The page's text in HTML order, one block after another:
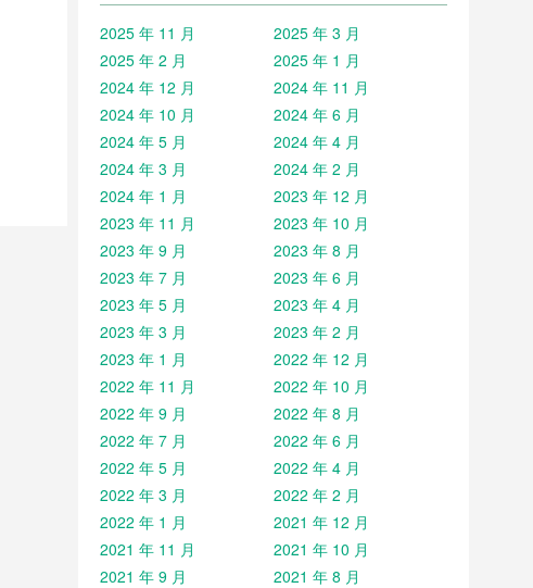
2025 年 11 月
2025 年 3 月
2025 年 2 月
2025 年 1 月
2024 年 12 月
2024 年 11 月
2024 年 10 月
2024 年 6 月
2024 年 5 月
2024 年 4 月
2024 年 3 月
2024 年 2 月
2024 年 1 月
2023 年 12 月
2023 年 11 月
2023 年 10 月
2023 年 9 月
2023 年 8 月
2023 年 7 月
2023 年 6 月
2023 年 5 月
2023 年 4 月
2023 年 3 月
2023 年 2 月
2023 年 1 月
2022 年 12 月
2022 年 11 月
2022 年 10 月
2022 年 9 月
2022 年 8 月
2022 年 7 月
2022 年 6 月
2022 年 5 月
2022 年 4 月
2022 年 3 月
2022 年 2 月
2022 年 1 月
2021 年 12 月
2021 年 11 月
2021 年 10 月
2021 年 9 月
2021 年 8 月